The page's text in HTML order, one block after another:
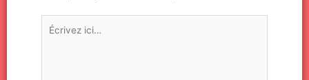
Écrivez
ici…